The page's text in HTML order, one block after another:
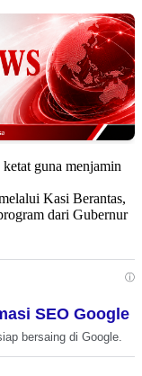
guna menjamin
Kasi Berantas,
dari Gubernur
ⓘ
SEO Google
bersaing di Google.